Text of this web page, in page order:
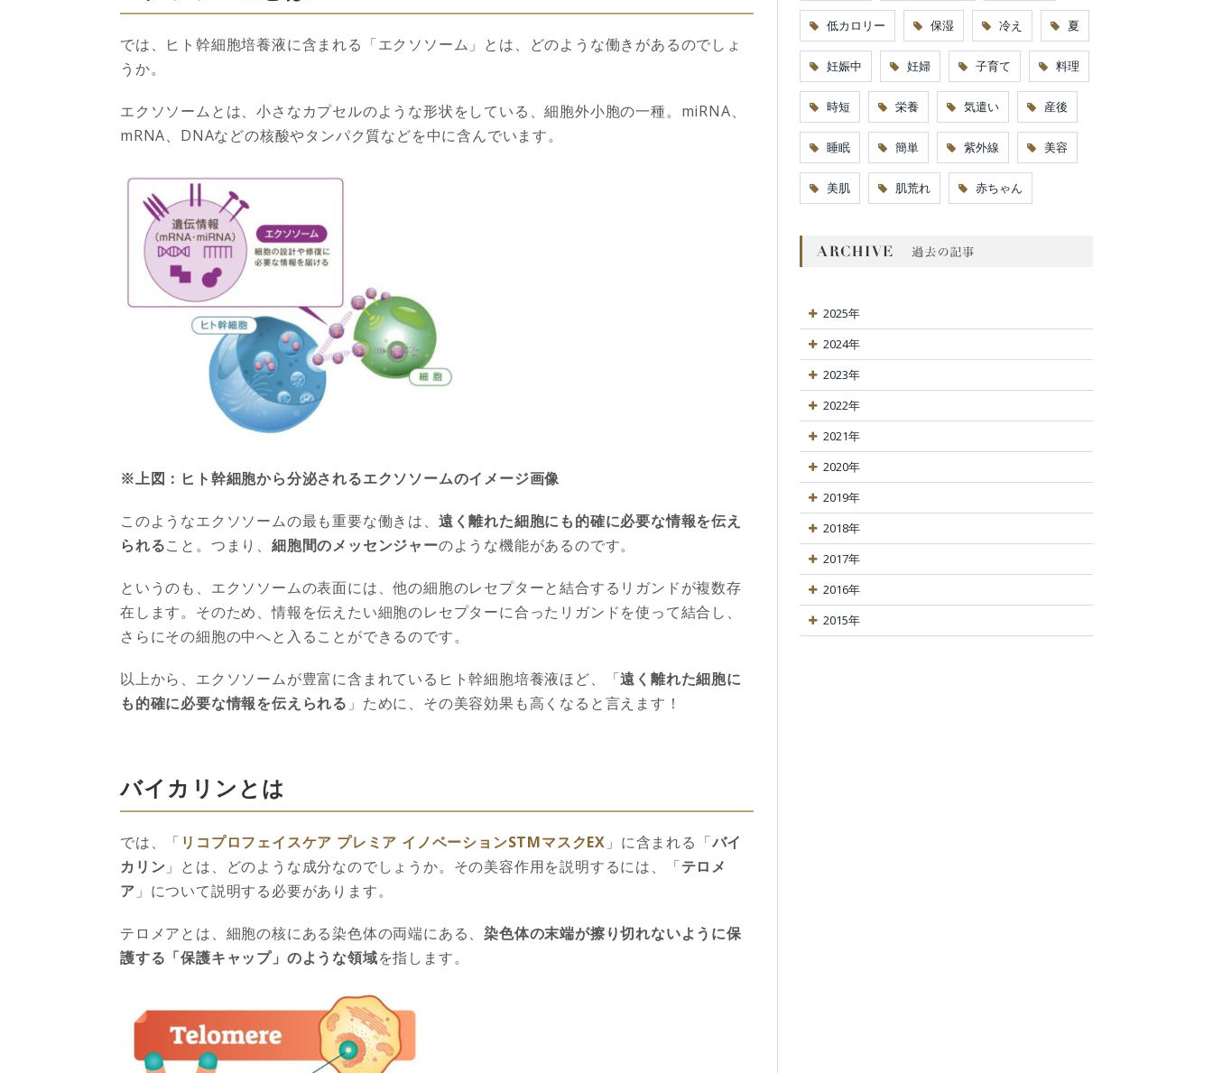
では、ヒト幹細胞培養液に含まれる「エクソソーム」とは、どのような働きがあるのでしょ
うか。
エクソソームとは、小さなカプセルのような形状をしている、細胞外小胞の一種。miRNA、
mRNA、DNAなどの核酸やタンパク質などを中に含んでいます。
※上図：ヒト幹細胞から分泌されるエクソソームのイメージ画像
このようなエクソソームの最も重要な働きは、 遠く離れた細胞にも的確に必要な情報を伝え
られること。つまり、細胞間のメッセンジャーのような機能があるのです。
というのも、エクソソームの表面には、他の細胞のレセプターと結合するリガンドが複数存
在します。そのため、情報を伝えたい細胞のレセプターに合ったリガンドを使って結合し、
さらにその細胞の中へと入ることができるのです。
以上から、エクソソームが豊富に含まれているヒト幹細胞培養液ほど、「遠く離れた細胞に
も的確に必要な情報を伝えられる 」ために、その美容効果も高くなると言えます！
バイカリンとは
では、「 リコプロフェイスケア プレミア イノベーションSTMマスクEX 」に含まれる「バイ
カリン 」とは、どのような成分なのでしょうか。その美容作用を説明するには、「テロメ
ア 」について説明する必要があります。
テロメアとは、細胞の核にある染色体の両端にある、染色体の末端が擦り切れないように保
護する「保護キャップ」のような領域を指します。
低カロリー 保湿 冷え 夏
妊娠中 妊婦 子育て 料理
時短 栄養 気遣い 産後
睡眠 簡単 紫外線 美容
美肌 肌荒れ 赤ちゃん
2025年
2024年
2023年
2022年
2021年
2020年
2019年
2018年
2017年
2016年
2015年